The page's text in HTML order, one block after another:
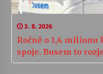
3. 8. 2026
Ročně o 1,4 milionu
spoje. Busem to